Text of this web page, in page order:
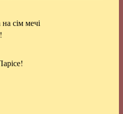
сім мечі